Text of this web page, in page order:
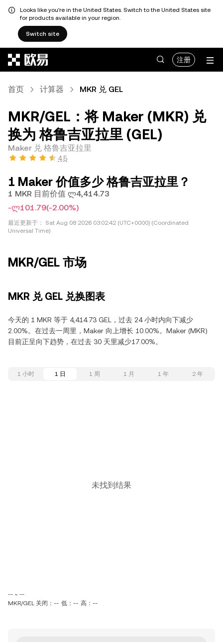
Looks like you're in the United States. Switch to the United States site
for products available in your region.
Switch site
注册
首页 计算器 MKR 兑 GEL
MKR/GEL：将 Maker (MKR) 兑
换为 格鲁吉亚拉里 (GEL)
Maker 兑 格鲁吉亚拉里
4.5
1 Maker 价值多少 格鲁吉亚拉里？
1 MKR 目前价值 ლ4,414.73
-ლ101.79(-2.00%)
最近更新于：
Sat Aug 08 2026 03:02:42 (UTC+0000) (Coordinated
Universal Time)
MKR/GEL 市场
MKR 兑 GEL 兑换图表
今天的 1 MKR 等于 4,414.73 GEL，过去 24 小时内向下减少
2.00%。在过去一周里，Maker 向上增长 10.00%。Maker (MKR)
目前正呈向下趋势，在过去 30 天里减少17.00%。
1 小时 1 日 1 周 1 月 1 年 2 年
未找到结果
-- ~ --
MKR/GEL 关闭：-- 低：-- 高：--